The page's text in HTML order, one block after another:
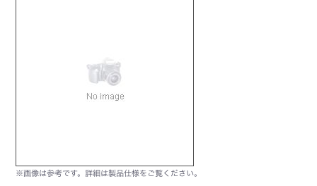
※画像は参考です。詳細は製品仕様をご覧ください。